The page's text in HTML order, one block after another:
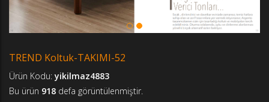
TREND Koltuk-TAKIMI-52
Ürün Kodu:yikilmaz4883
Bu ürün 918 defa görüntülenmiştir.